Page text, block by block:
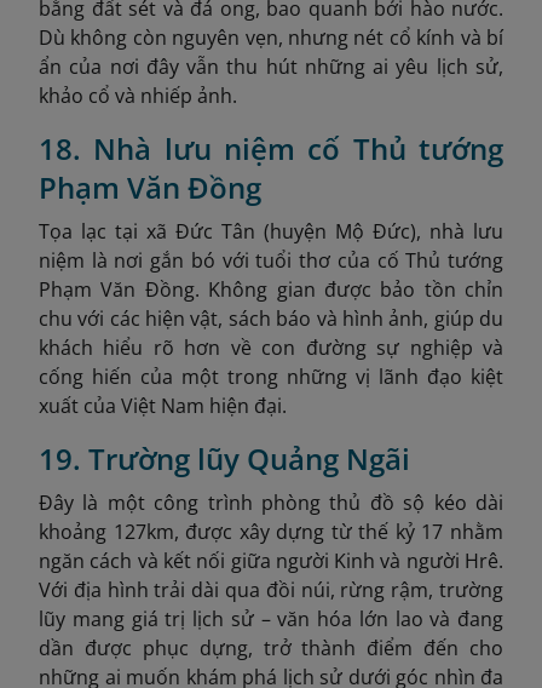
bằng đất sét và đá ong, bao quanh bởi hào nước.
Dù không còn nguyên vẹn, nhưng nét cổ kính và bí
ẩn của nơi đây vẫn thu hút những ai yêu lịch sử,
khảo cổ và nhiếp ảnh.
18. Nhà lưu niệm cố Thủ tướng
Phạm Văn Đồng
Tọa lạc tại xã Đức Tân (huyện Mộ Đức), nhà lưu
niệm là nơi gắn bó với tuổi thơ của cố Thủ tướng
Phạm Văn Đồng. Không gian được bảo tồn chỉn
chu với các hiện vật, sách báo và hình ảnh, giúp du
khách hiểu rõ hơn về con đường sự nghiệp và
cống hiến của một trong những vị lãnh đạo kiệt
xuất của Việt Nam hiện đại.
19. Trường lũy Quảng Ngãi
Đây là một công trình phòng thủ đồ sộ kéo dài
khoảng 127km, được xây dựng từ thế kỷ 17 nhằm
ngăn cách và kết nối giữa người Kinh và người Hrê.
Với địa hình trải dài qua đồi núi, rừng rậm, trường
lũy mang giá trị lịch sử – văn hóa lớn lao và đang
dần được phục dựng, trở thành điểm đến cho
những ai muốn khám phá lịch sử dưới góc nhìn đa